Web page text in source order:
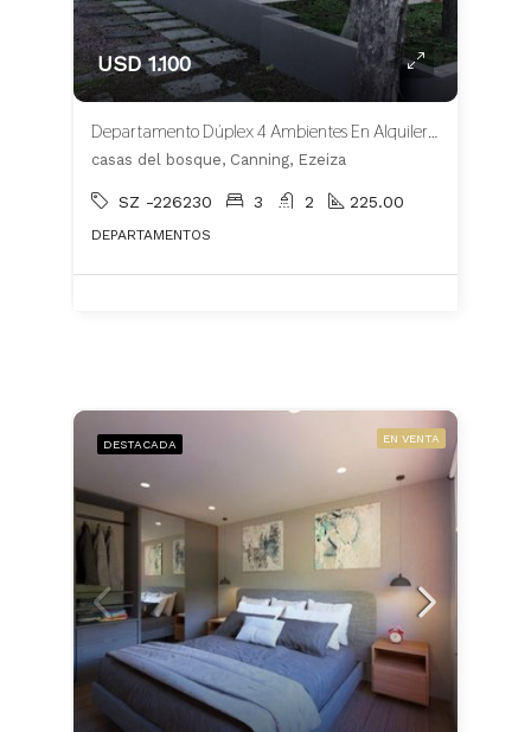
USD 1.100
Departamento Dúplex 4 Ambientes En Alquiler En Casas del Bosque Canning
casas del bosque, Canning, Ezeiza
SZ -226230 3 2 225.00
DEPARTAMENTOS
DESTACADA EN VENTA